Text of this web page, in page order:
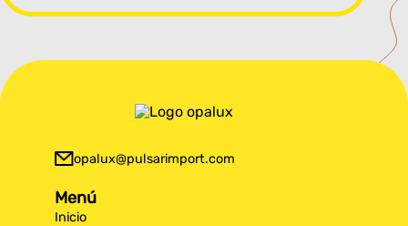
opalux@pulsarimport.com
Menú
Inicio